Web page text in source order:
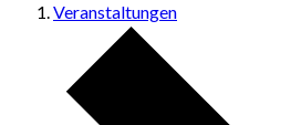
Veranstaltungen